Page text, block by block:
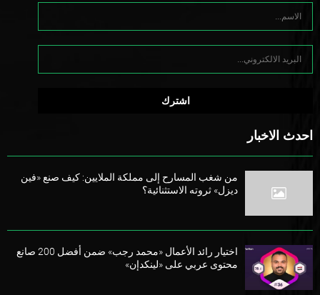
احدث الاخبار
من شغب المسارح إلى مملكة الملايين: كيف صنع «فين
ديزل» ثروته الاستثنائية؟
اختيار رائد الأعمال «محمد رجب» ضمن أفضل 200 صانع
محتوى عربي على «لينكدإن»